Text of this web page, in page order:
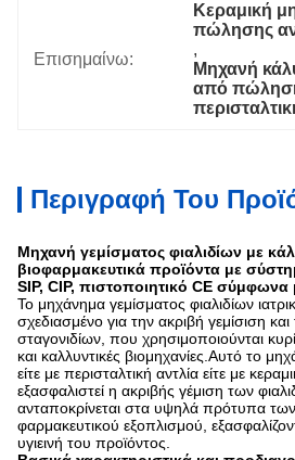
Επισημαίνω:
Κεραμική
πώλησης
,
Μηχανή
από
Περιγραφή Του
Μηχανή γεμίσματος φιαλιδίων με
βιοφαρμακευτικά προϊόντα με
SIP, CIP, πιστοποιητικό CE
Το μηχάνημα γεμίσματος φιαλιδίων
σχεδιασμένο για την ακριβή γεμίσιση
σταγονιδίων, που χρησιμοποιούνται
και καλλυντικές βιομηχανίες.Αυτό το
είτε με περισταλτική αντλία είτε με
εξασφαλιστεί η ακριβής γέμιση των
ανταποκρίνεται στα υψηλά πρότυπα
φαρμακευτικού εξοπλισμού,
υγιεινή του προϊόντος.